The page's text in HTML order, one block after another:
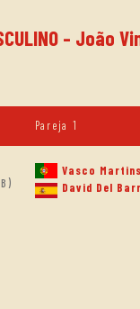
- João
Pareja 1
Vasco Martins
David Del